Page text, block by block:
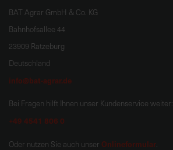
BAT Agrar GmbH & Co. KG
Bahnhofsallee 44
23909 Ratzeburg
Deutschland
info@bat-agrar.de
Bei Fragen hilft Ihnen unser Kundenservice weiter:
+49 4541 806 0
Oder nutzen Sie auch unser Onlineformular.